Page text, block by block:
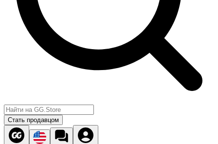
Стать продавцом